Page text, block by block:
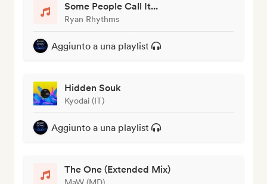
Some People Call It...
Ryan Rhythms
Aggiunto a una playlist
Hidden Souk
Kyodai (IT)
Aggiunto a una playlist
The One (Extended Mix)
MaW (MD)